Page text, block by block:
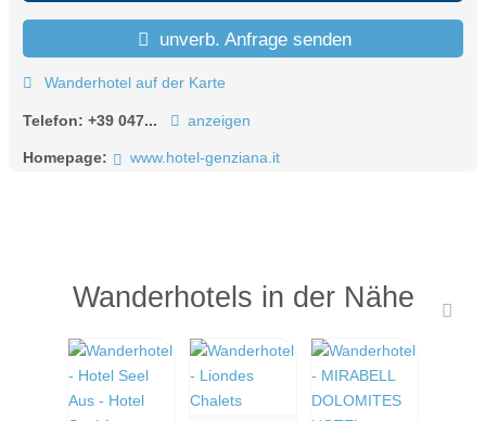
unverb. Anfrage senden
Wanderhotel auf der Karte
Telefon: +39 047... anzeigen
Homepage: www.hotel-genziana.it
Wanderhotels in der Nähe